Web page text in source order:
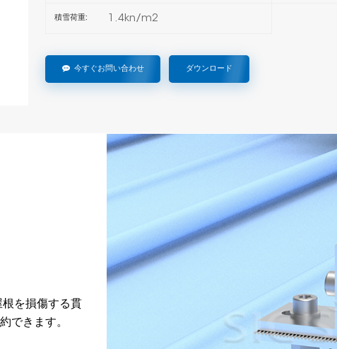
積雪荷重: 1.4kn/m2
今すぐお問い合わせ ダウンロード
を損傷する貫
できます。